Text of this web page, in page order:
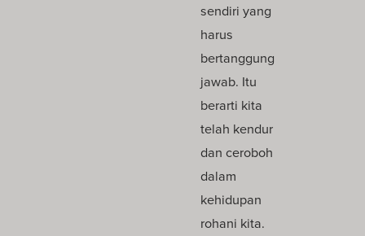
sendiri yang
harus
bertanggung
jawab. Itu
berarti kita
telah kendur
dan ceroboh
dalam
kehidupan
rohani kita.